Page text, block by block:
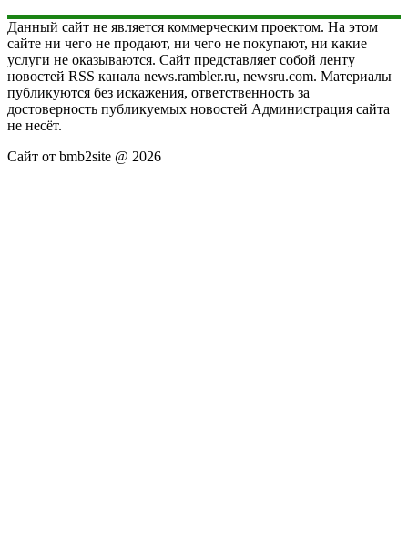
Данный сайт не является коммерческим проектом. На этом
сайте ни чего не продают, ни чего не покупают, ни какие
услуги не оказываются. Сайт представляет собой ленту
новостей RSS канала news.rambler.ru, newsru.com. Материалы
публикуются без искажения, ответственность за
достоверность публикуемых новостей Администрация сайта
не несёт.
Сайт от bmb2site @ 2026